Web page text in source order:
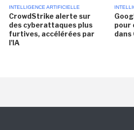
INTELLIGENCE ARTIFICIELLE
CrowdStrike alerte sur
des cyberattaques plus
furtives, accélérées par
l'IA
pour
dans